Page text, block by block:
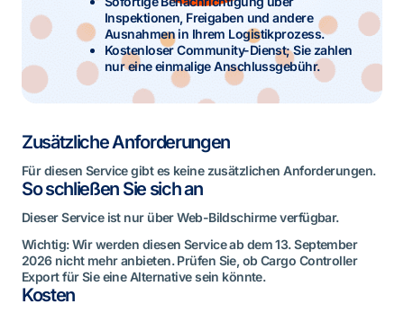
Inspektionen, Freigaben und andere
Ausnahmen in Ihrem Logistikprozess.
Kostenloser Community-Dienst; Sie zahlen
nur eine einmalige Anschlussgebühr.
Zusätzliche Anforderungen
Für diesen Service gibt es keine zusätzlichen Anforderungen.
So schließen Sie sich an
Dieser Service ist nur über Web-Bildschirme verfügbar.
Wichtig: Wir werden diesen Service ab dem 13. September
2026 nicht mehr anbieten. Prüfen Sie, ob Cargo Controller
Export für Sie eine Alternative sein könnte.
Kosten